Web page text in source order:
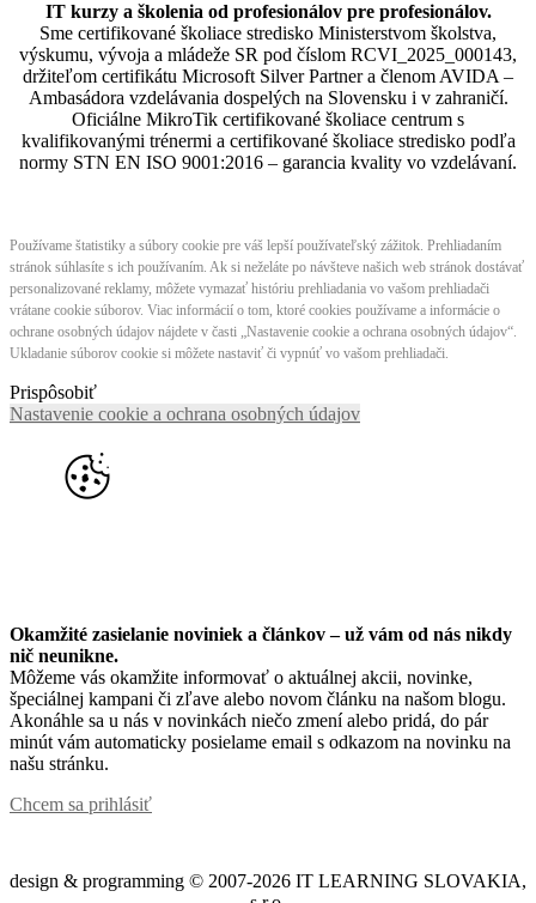
IT kurzy a školenia od profesionálov pre profesionálov.
Sme certifikované školiace stredisko Ministerstvom školstva,
výskumu, vývoja a mládeže SR pod číslom RCVI_2025_000143,
držiteľom certifikátu Microsoft Silver Partner a členom AVIDA –
Ambasádora vzdelávania dospelých na Slovensku i v zahraničí.​​​​​​​​​​​​​​​​
Oficiálne MikroTik certifikované školiace centrum s
kvalifikovanými trénermi ​​​​​​​​​​a certifikované školiace stredisko podľa
normy STN EN ISO 9001:2016 – garancia kvality vo vzdelávaní.
Používame štatistiky a súbory cookie pre váš lepší používateľský zážitok. Prehliadaním
stránok súhlasíte s ich používaním. Ak si neželáte po návšteve našich web stránok dostávať
personalizované reklamy, môžete vymazať históriu prehliadania vo vašom prehliadači
vrátane cookie súborov. Viac informácií o tom, ktoré cookies používame a informácie o
ochrane osobných údajov nájdete v časti „Nastavenie cookie a ochrana osobných údajov“.
Ukladanie súborov cookie si môžete nastaviť či vypnúť vo vašom prehliadači.
Prispôsobiť
Nastavenie cookie a ochrana osobných údajov
Okamžité zasielanie noviniek a článkov – už vám od nás nikdy
nič neunikne.
Môžeme vás okamžite informovať o aktuálnej akcii, novinke,
špeciálnej kampani či zľave alebo novom článku na našom blogu.
Akonáhle sa u nás v novinkách niečo zmení alebo pridá, do pár
minút vám automaticky posielame email s odkazom na novinku na
našu stránku.
Chcem sa prihlásiť
design & programming © 2007-2026 IT LEARNING SLOVAKIA,